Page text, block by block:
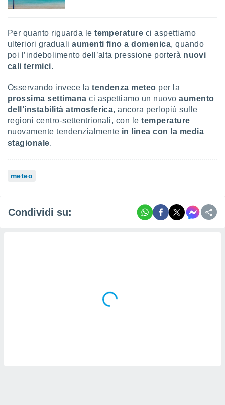
Per quanto riguarda letemperature ci aspettiamo
ulteriori gradualiaumenti fino a domenica, quando
poi l’indebolimento dell’alta pressione porterà nuovi
cali termici.
Osservando invece latendenza meteo per la
prossima settimana ci aspettiamo un nuovoaumento
dell’instabilità atmosferica, ancora perlopiù sulle
regioni centro-settentrionali, con letemperature
nuovamente tendenzialmente in linea con la media
stagionale.
meteo
Condividi su: